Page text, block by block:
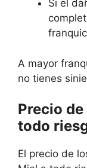
Si el
A mayor
no tienes
Precio
todo
El precio de